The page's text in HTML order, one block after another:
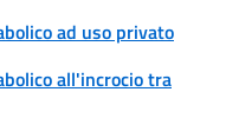
ad uso privato
all'incrocio tra